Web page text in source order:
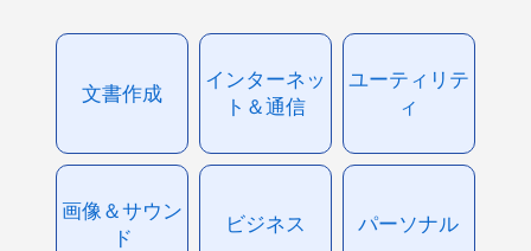
文書作成
インターネッ
ト＆通信
ユーティリテ
ィ
画像＆サウン
ド
ビジネス パーソナル